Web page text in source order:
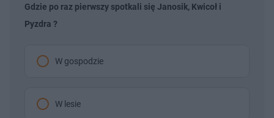
Gdzie po raz pierwszy spotkali się Janosik, Kwicoł i
Pyzdra ?
W gospodzie
W lesie